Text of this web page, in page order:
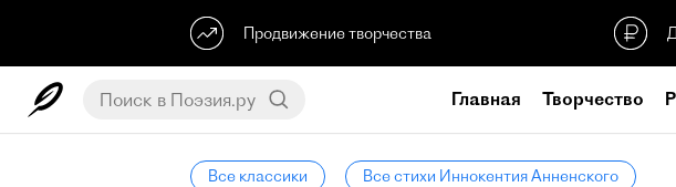
Продвижение творчества
Главная Творчество
Все классики Все стихи Иннокентия Анненского